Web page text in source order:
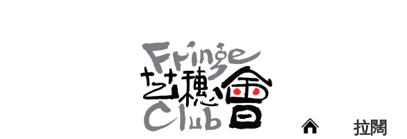
拉闊